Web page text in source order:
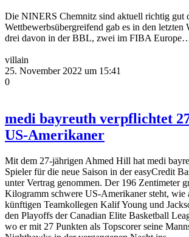
Die NINERS Chemnitz sind aktuell richtig gut
Wettbewerbsübergreifend gab es in den letzten
drei davon in der BBL, zwei im FIBA
villain
25. November 2022 um 15:41
0
medi bayreuth verpflichtet
US-Amerikaner
Mit dem 27-jährigen Ahmed Hill hat medi
Spieler für die neue Saison in der easyCredit
unter Vertrag genommen. Der 196 Zentimeter
Kilogramm schwere US-Amerikaner steht, wie
künftigen Teamkollegen Kalif Young und
den Playoffs der Canadian Elite Basketball
wo er mit 27 Punkten als Topscorer seine